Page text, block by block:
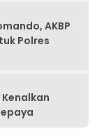
AKBP
Polres
Kenalkan